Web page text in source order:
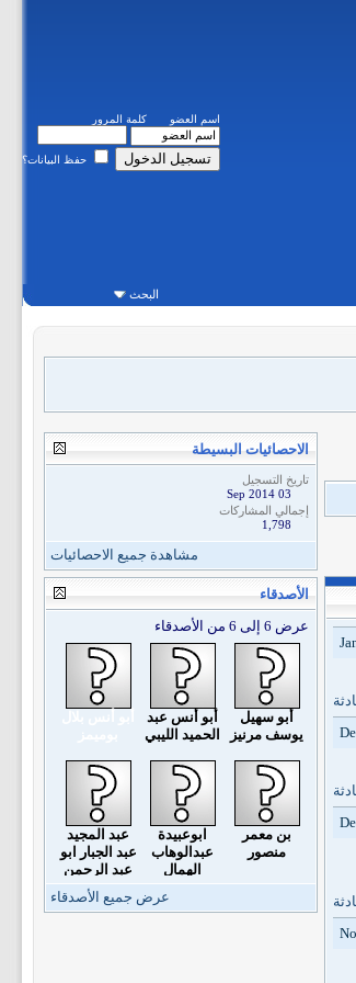
اسم العضو كلمة المرور
حفظ البيانات؟
البحث
الاحصائيات البسيطة
تاريخ التسجيل
03 Sep 2014
إجمالي المشاركات
1,798
مشاهدة جميع الاحصائيات
الأصدقاء
عرض 6 إلى 6 من الأصدقاء
أبو سهيل
يوسف مرنيز
أبو أنس عبد
الحميد الليبي
بن معمر
منصور
ابوعبيدة
عبدالوهاب
الهمال
عبد المجيد
عبد الجبار ابو
عبد الرحمن
عرض جميع الأصدقاء